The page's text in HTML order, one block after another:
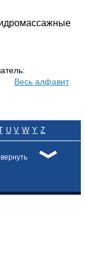
Весь алфавит
U V W Y Z